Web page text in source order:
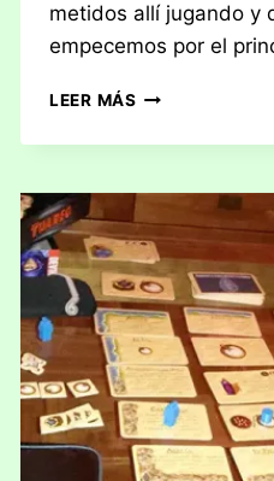
metidos allí jugando y
empecemos por el
LEER MÁS CRÓNICAS
SEMANA
DEL
2014
(24/02
–
02/03)